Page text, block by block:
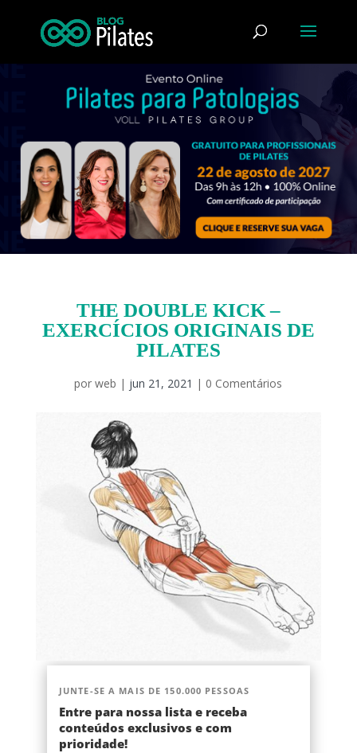
THE DOUBLE KICK –
EXERCÍCIOS ORIGINAIS DE
PILATES
porweb | jun 21, 2021 | 0 Comentários
JUNTE-SE A MAIS DE 150.000 PESSOAS
Entre para nossa lista e receba
conteúdos exclusivos e com
prioridade!